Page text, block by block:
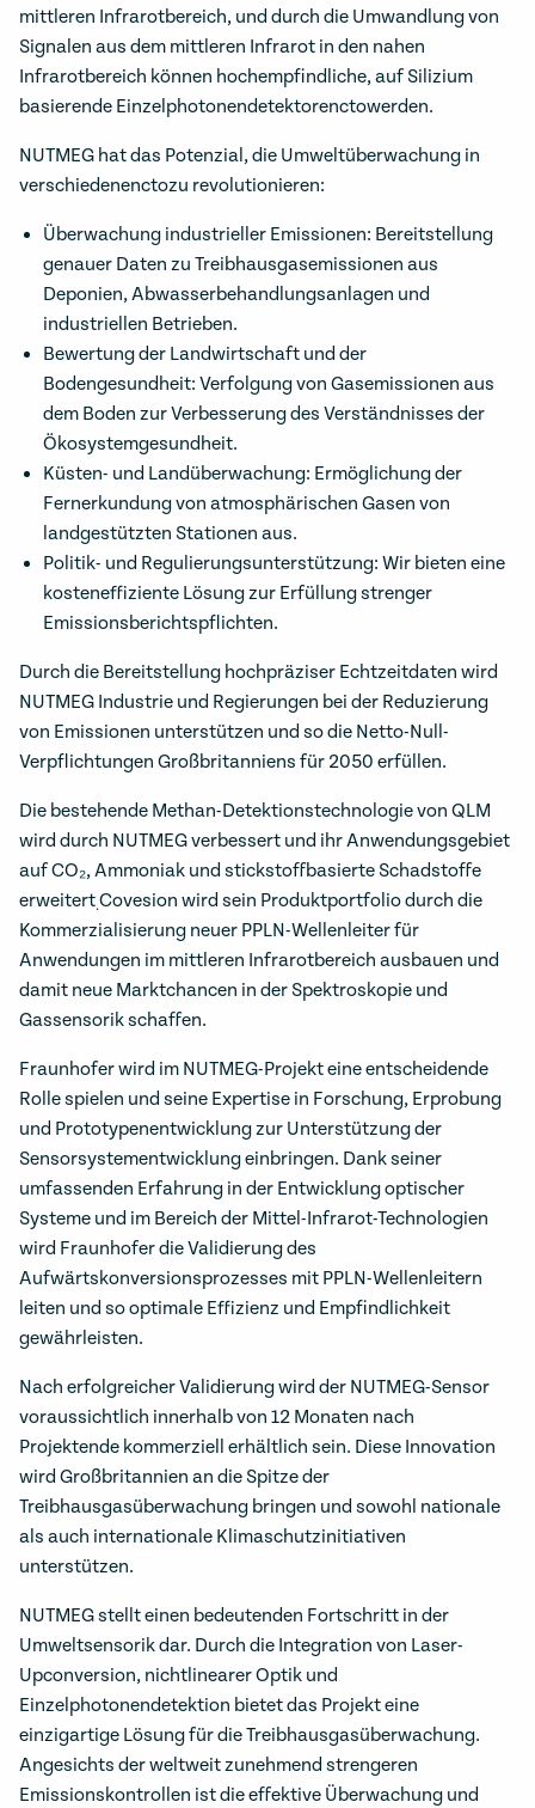
mittleren Infrarotbereich, und durch die Umwandlung von
Signalen aus dem mittleren Infrarot in den nahen
Infrarotbereich können hochempfindliche, auf Silizium
basierende Einzelphotonendetektorenctowerden.
NUTMEG hat das Potenzial, die Umweltüberwachung in
verschiedenenctozu revolutionieren:
Überwachung industrieller Emissionen: Bereitstellung
genauer Daten zu Treibhausgasemissionen aus
Deponien, Abwasserbehandlungsanlagen und
industriellen Betrieben.
Bewertung der Landwirtschaft und der
Bodengesundheit: Verfolgung von Gasemissionen aus
dem Boden zur Verbesserung des Verständnisses der
Ökosystemgesundheit.
Küsten- und Landüberwachung: Ermöglichung der
Fernerkundung von atmosphärischen Gasen von
landgestützten Stationen aus.
Politik- und Regulierungsunterstützung: Wir bieten eine
kosteneffiziente Lösung zur Erfüllung strenger
Emissionsberichtspflichten.
Durch die Bereitstellung hochpräziser Echtzeitdaten wird
NUTMEG Industrie und Regierungen bei der Reduzierung
von Emissionen unterstützen und so die Netto-Null-
Verpflichtungen Großbritanniens für 2050 erfüllen.
Die bestehende Methan-Detektionstechnologie von QLM
wird durch NUTMEG verbessert und ihr Anwendungsgebiet
auf CO₂, Ammoniak und stickstoffbasierte Schadstoffe
erweitert.Covesion wird sein Produktportfolio durch die
Kommerzialisierung neuer PPLN-Wellenleiter für
Anwendungen im mittleren Infrarotbereich ausbauen und
damit neue Marktchancen in der Spektroskopie und
Gassensorik schaffen.
Fraunhofer wird im NUTMEG-Projekt eine entscheidende
Rolle spielen und seine Expertise in Forschung, Erprobung
und Prototypenentwicklung zur Unterstützung der
Sensorsystementwicklung einbringen. Dank seiner
umfassenden Erfahrung in der Entwicklung optischer
Systeme und im Bereich der Mittel-Infrarot-Technologien
wird Fraunhofer die Validierung des
Aufwärtskonversionsprozesses mit PPLN-Wellenleitern
leiten und so optimale Effizienz und Empfindlichkeit
gewährleisten.
Nach erfolgreicher Validierung wird der NUTMEG-Sensor
voraussichtlich innerhalb von 12 Monaten nach
Projektende kommerziell erhältlich sein. Diese Innovation
wird Großbritannien an die Spitze der
Treibhausgasüberwachung bringen und sowohl nationale
als auch internationale Klimaschutzinitiativen
unterstützen.
NUTMEG stellt einen bedeutenden Fortschritt in der
Umweltsensorik dar. Durch die Integration von Laser-
Upconversion, nichtlinearer Optik und
Einzelphotonendetektion bietet das Projekt eine
einzigartige Lösung für die Treibhausgasüberwachung.
Angesichts der weltweit zunehmend strengeren
Emissionskontrollen ist die effektive Überwachung und